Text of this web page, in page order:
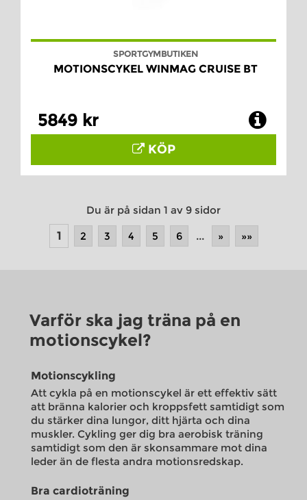
SPORTGYMBUTIKEN
MOTIONSCYKEL WINMAG CRUISE BT
5849 kr
KÖP
Du är på sidan 1 av 9 sidor
1
2 3 4 5 6 ... » »»
Varför ska jag träna på en
motionscykel?
Motionscykling
Att cykla på en motionscykel är ett effektiv sätt
att bränna kalorier och kroppsfett samtidigt som
du stärker dina lungor, ditt hjärta och dina
muskler. Cykling ger dig bra aerobisk träning
samtidigt som den är skonsammare mot dina
leder än de flesta andra motionsredskap.
Bra cardioträning